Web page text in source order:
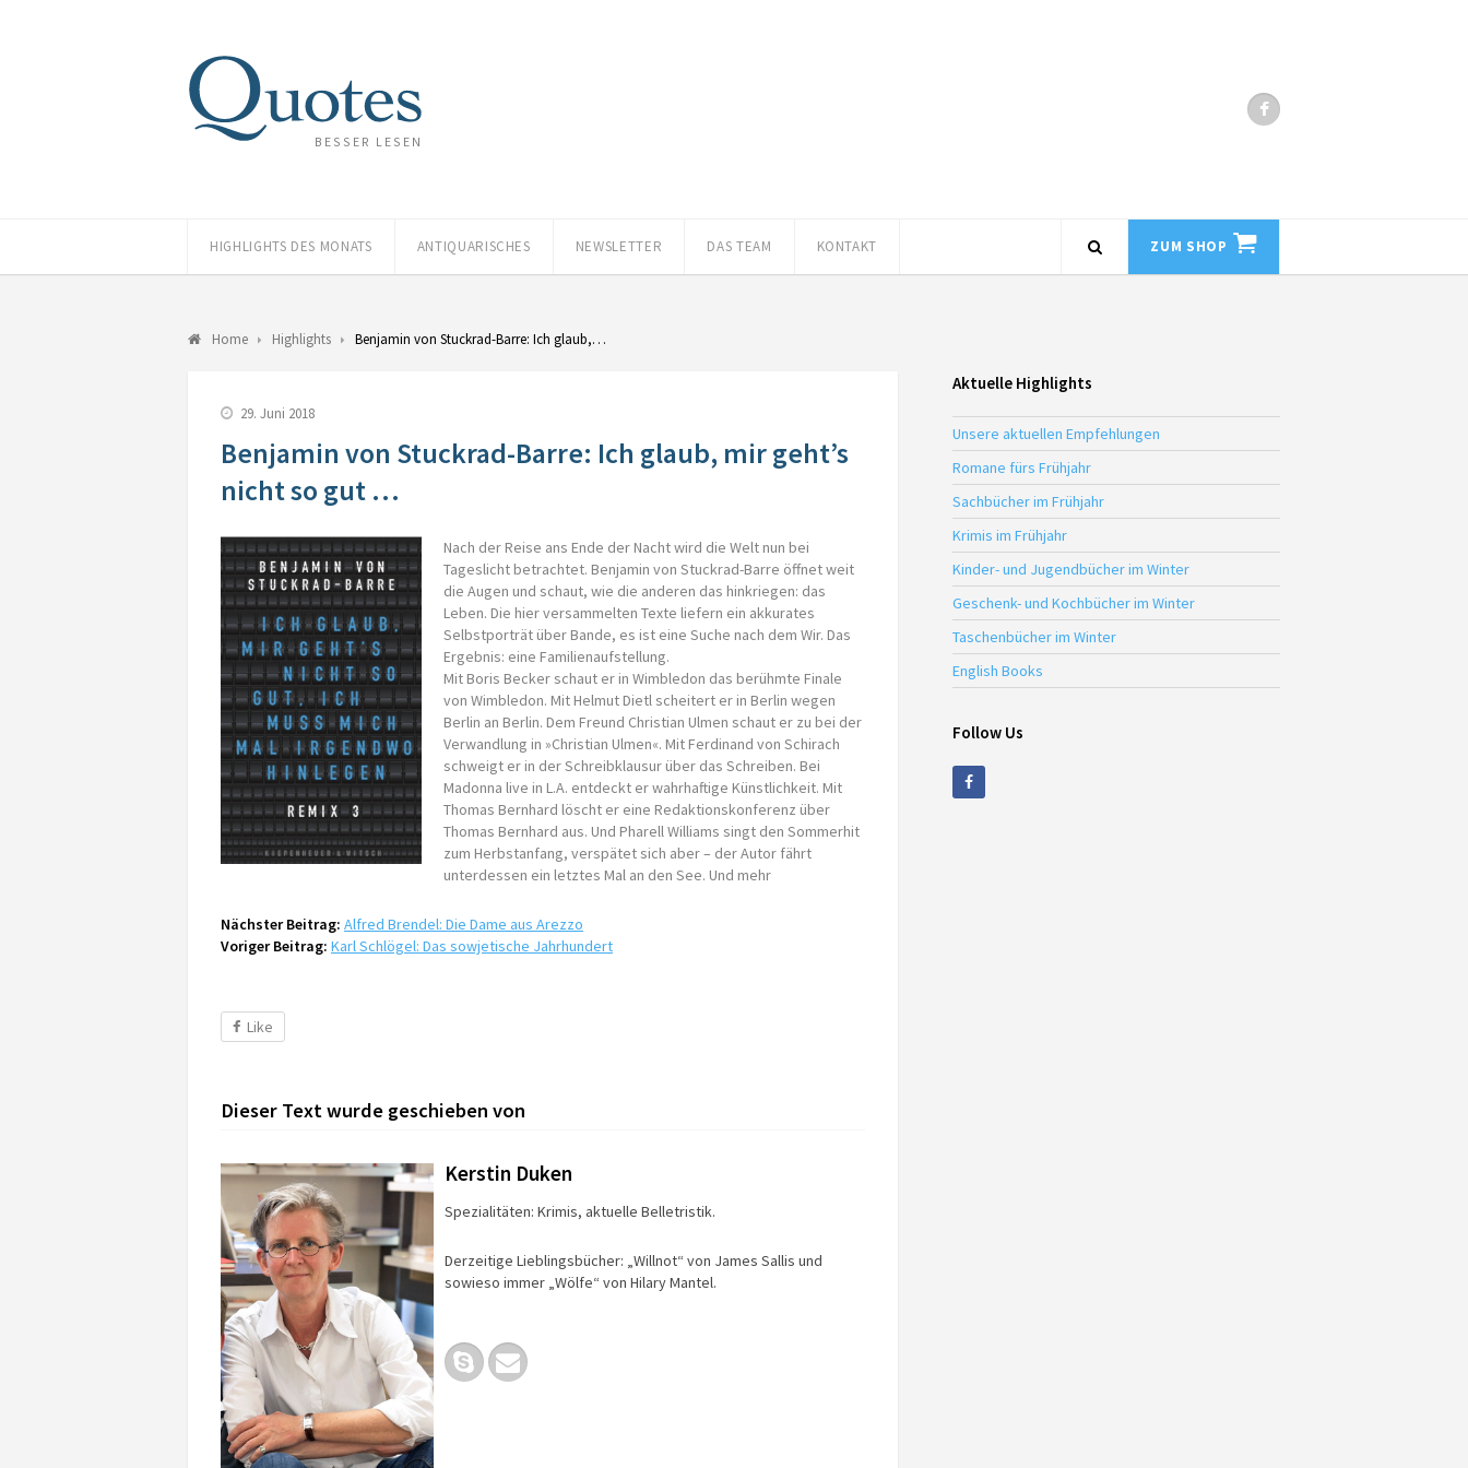
BESSER LESEN
HIGHLIGHTS DES MONATS ANTIQUARISCHES NEWSLETTER DAS TEAM KONTAKT ZUM SHOP
Home Highlights Benjamin von Stuckrad-Barre: Ich glaub,…
29. Juni 2018
Benjamin von Stuckrad-Barre: Ich glaub, mir geht’s
nicht so gut …
Nach der Reise ans Ende der Nacht wird die Welt nun bei
Tageslicht betrachtet. Benjamin von Stuckrad-Barre öffnet weit
die Augen und schaut, wie die anderen das hinkriegen: das
Leben. Die hier versammelten Texte liefern ein akkurates
Selbstporträt über Bande, es ist eine Suche nach dem Wir. Das
Ergebnis: eine Familienaufstellung.
Mit Boris Becker schaut er in Wimbledon das berühmte Finale
von Wimbledon. Mit Helmut Dietl scheitert er in Berlin wegen
Berlin an Berlin. Dem Freund Christian Ulmen schaut er zu bei der
Verwandlung in »Christian Ulmen«. Mit Ferdinand von Schirach
schweigt er in der Schreibklausur über das Schreiben. Bei
Madonna live in L.A. entdeckt er wahrhaftige Künstlichkeit. Mit
Thomas Bernhard löscht er eine Redaktionskonferenz über
Thomas Bernhard aus. Und Pharell Williams singt den Sommerhit
zum Herbstanfang, verspätet sich aber – der Autor fährt
unterdessen ein letztes Mal an den See. Und mehr
Nächster Beitrag: Alfred Brendel: Die Dame aus Arezzo
Voriger Beitrag: Karl Schlögel: Das sowjetische Jahrhundert
Like
Dieser Text wurde geschieben von
Kerstin Duken
Spezialitäten: Krimis, aktuelle Belletristik.
Derzeitige Lieblingsbücher: „Willnot“ von James Sallis und
sowieso immer „Wölfe“ von Hilary Mantel.
Aktuelle Highlights
Unsere aktuellen Empfehlungen
Romane fürs Frühjahr
Sachbücher im Frühjahr
Krimis im Frühjahr
Kinder- und Jugendbücher im Winter
Geschenk- und Kochbücher im Winter
Taschenbücher im Winter
English Books
Follow Us